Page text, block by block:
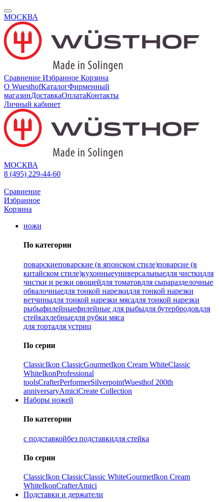
МОСКВА
Сравнение Избранное Корзина
О WuesthofКаталогФирменный
магазинДоставкаОплатаКонтакты
Личный кабинет
МОСКВА
8 (495) 229-44-60
Сравнение
Избранное
Корзина
ножи
По категории
поварскиеповарские (в японском стиле)поварсие (в
китайском стиле)кухонныеуниверсальныедля чисткидля
чистки и резки овощейдля томатовдля сыраразделочные
обвалочныедля тонкой нарезкидля тонкой нарезки
ветчиныдля тонкой нарезки мясадля тонкой нарезки
рыбыфилейныефилейные для рыбыдля бутербродовдля
стейкахлебныедля рубки мяса
для тортадля устриц
По серии
ClassicIkon ClassiсGourmetIkon Cream WhiteClassic
WhiteIkonProfessional
toolsCrafterPerformerSilverpointWuesthof 200th
anniversaryAmiciCreate Collection
Наборы ножей
По категории
с подставкойбез подставкидля стейка
По серии
ClassicIkon ClassiсClassic WhiteGourmetIkon Cream
WhiteIkonCrafterAmici
Подставки и держатели